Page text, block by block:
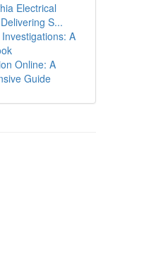
Electrical
S...
A
Online: A
Guide